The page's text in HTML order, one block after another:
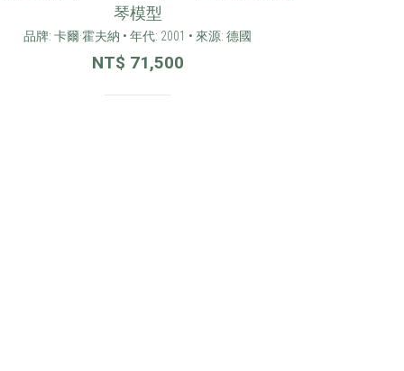
琴模型
品牌: 卡爾·霍夫納 • 年代: 2001 • 來源: 德國
NT$ 71,500